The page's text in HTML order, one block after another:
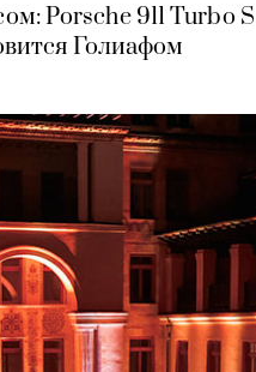
Porsche 911 Turbo S
Голиафом